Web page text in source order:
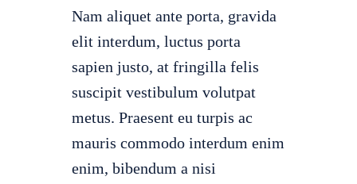
Nam aliquet ante porta, gravida
elit interdum, luctus porta
sapien justo, at fringilla felis
suscipit vestibulum volutpat
metus. Praesent eu turpis ac
mauris commodo interdum enim
enim, bibendum a nisi